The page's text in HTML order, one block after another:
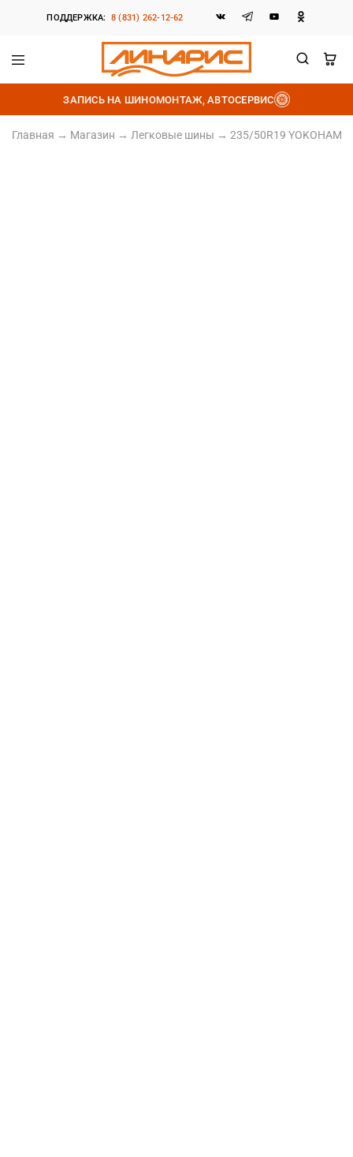
ПОДДЕРЖКА: 8 (831) 262-12-62
Линарис
Продажа
шин,
дисков
и
аккумуляторов
ЗАПИСЬ НА ШИНОМОНТАЖ, АВТОСЕРВИС
Главная → Магазин → Легковые шины → 235/50R19 YOKOHAMA